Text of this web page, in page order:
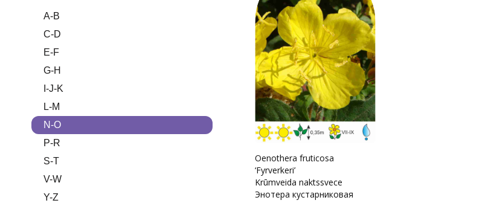
A-B
C-D
E-F
G-H
I-J-K
L-M
N-O
P-R
S-T
V-W
Y-Z
Oenothera fruticosa
‘Fyrverkeri’
Krūmveida naktssvece
Энотера кустарниковая